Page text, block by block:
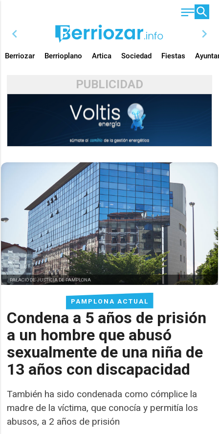
chevron_left chevron_right
Berriozar Berrioplano Artica Sociedad Fiestas
PUBLICIDAD
PAMPLONA ACTUAL
Condena a 5 años de prisión
a un hombre que abusó
sexualmente de una niña de
13 años con discapacidad
También ha sido condenada como cómplice la
madre de la víctima, que conocía y permitía los
abusos, a 2 años de prisión
PALACIO DE JUSTICIA DE PAMPLONA